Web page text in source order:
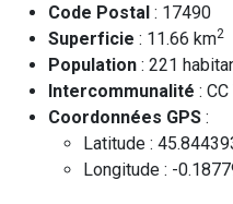
Code Postal : 17490
Superficie : 11.66 km2
Population : 221
Intercommunalité :
Coordonnées GPS :
Latitude :
Longitude : -